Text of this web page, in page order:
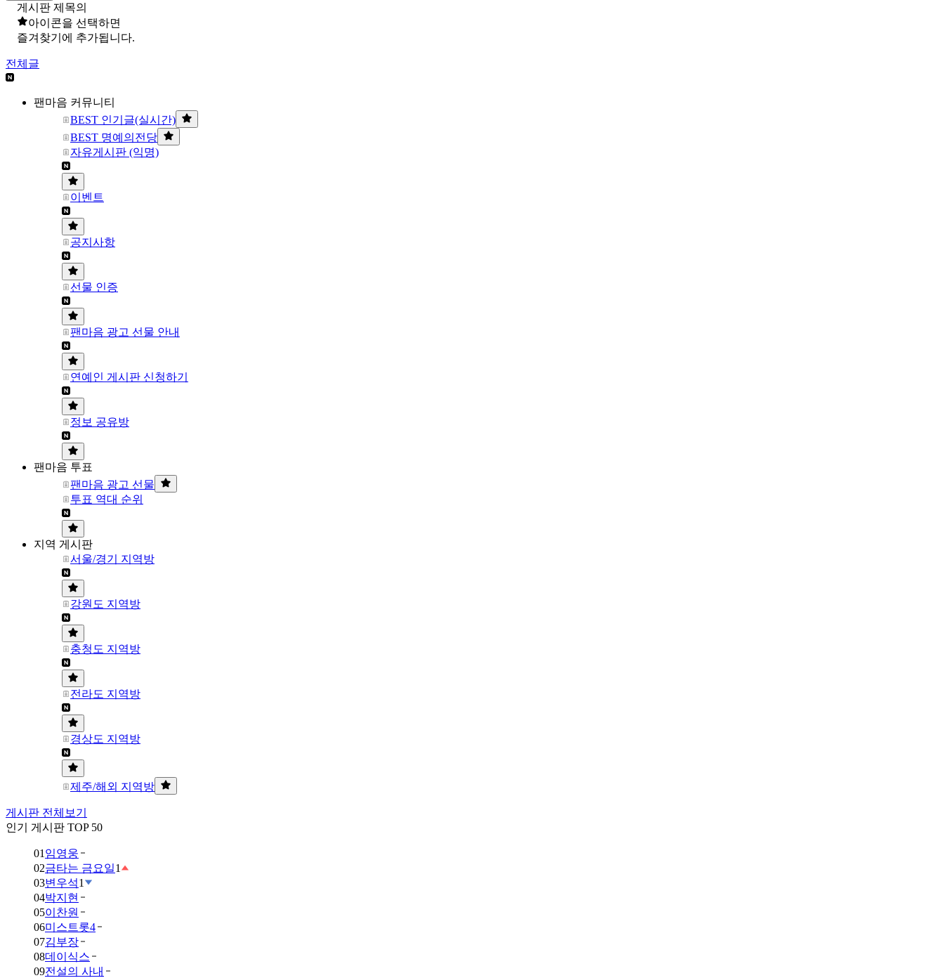
게시판 제목의
아이콘을 선택하면
즐겨찾기에 추가됩니다.
전체글
팬마음 커뮤니티
BEST 인기글(실시간)
BEST 명예의전당
자유게시판 (익명)
이벤트
공지사항
선물 인증
팬마음 광고 선물 안내
연예인 게시판 신청하기
정보 공유방
팬마음 투표
팬마음 광고 선물
투표 역대 순위
지역 게시판
서울/경기 지역방
강원도 지역방
충청도 지역방
전라도 지역방
경상도 지역방
제주/해외 지역방
게시판 전체보기
인기 게시판 TOP 50
01 임영웅
02금타는 금요일1
03변우석1
04박지현
05이찬원
06미스트롯4
07김부장
08데이식스
09전설의 사내